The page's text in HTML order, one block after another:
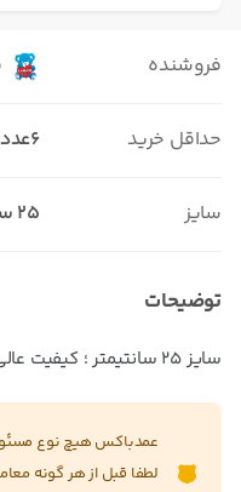
فروشنده
حداقل خرید 6عدد
سایز ۲۵ سانتیمتر
توضیحات
سایز ۲۵ سانتیمتر ؛ کیفیت عالی
عمدباکس هیچ نوع
لطفا قبل از هر گونه